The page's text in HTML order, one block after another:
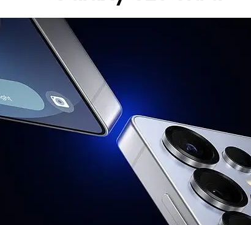
А1 България ЕАД (А1); и за които е налице
Ако клиентът не отговаря на едно от
може да бъде ограничена или отказана, за
се заплаща цената на устройството без
А1 България или партньорската мрежа.